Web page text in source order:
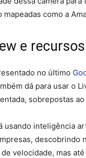
como a
e
no último
dá para usar o
sobrepostas
usando inteligência
descobrindo
velocidade, mas